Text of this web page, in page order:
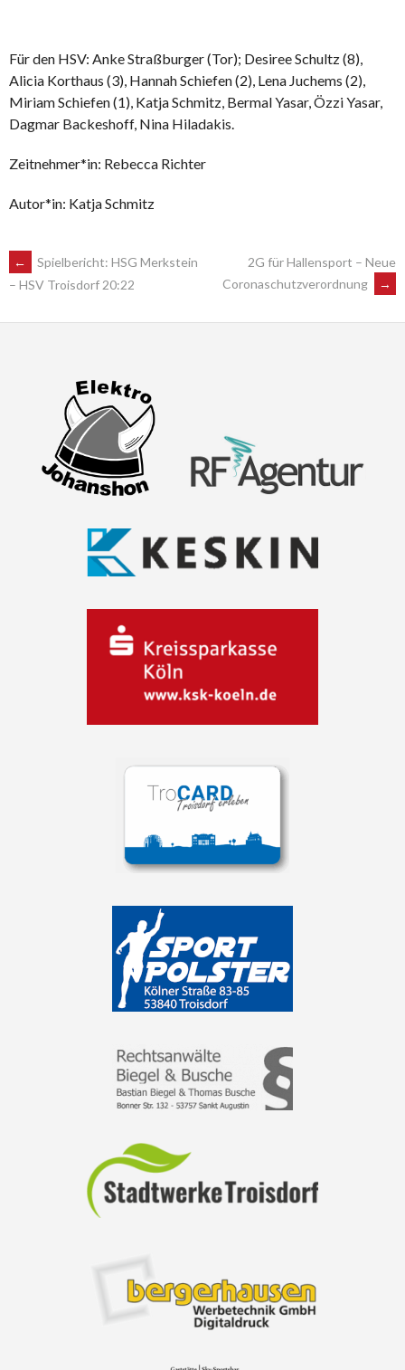
Für den HSV: Anke Straßburger (Tor); Desiree Schultz (8),
Alicia Korthaus (3), Hannah Schiefen (2), Lena Juchems (2),
Miriam Schiefen (1), Katja Schmitz, Bermal Yasar, Özzi Yasar,
Dagmar Backeshoff, Nina Hiladakis.
Zeitnehmer*in: Rebecca Richter
Autor*in: Katja Schmitz
POST
NAVIGATION
←
Spielbericht: HSG Merkstein
– HSV Troisdorf 20:22
2G für Hallensport – Neue
Coronaschutzverordnung
→